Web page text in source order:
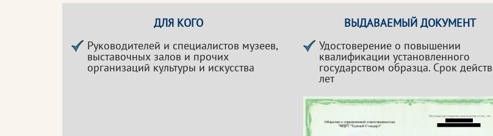
ДЛЯ КОГО
Руководителей и специалистов музеев,
выставочных залов и прочих
организаций культуры и искусства
ВЫДАВАЕМЫЙ ДОКУМЕНТ
Удостоверение о повышении
квалификации установленного
государством образца. Срок
лет